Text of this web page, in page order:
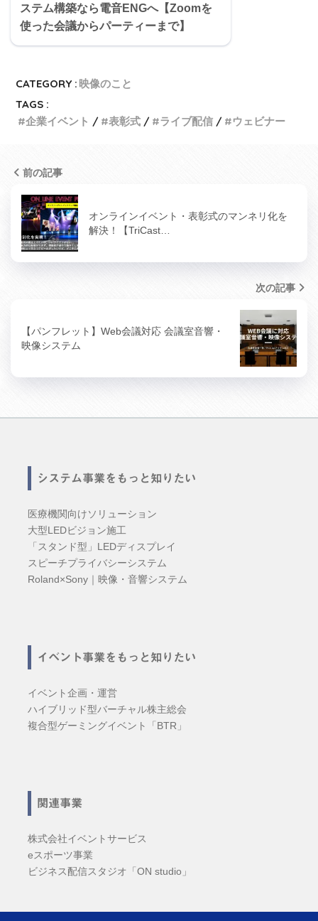
ステム構築なら電音ENGへ【Zoomを
使った会議からパーティーまで】
CATEGORY : 映像のこと
TAGS :
企業イベント
表彰式 ライブ配信 ウェビナー
前の記事
オンラインイベント・表彰式のマンネリ化を
解決！【TriCast…
次の記事
【パンフレット】Web会議対応 会議室音響・
映像システム
システム事業をもっと知りたい
医療機関向けソリューション
大型LEDビジョン施工
「スタンド型」LEDディスプレイ
スピーチプライバシーシステム
Roland×Sony｜映像・音響システム
イベント事業をもっと知りたい
イベント企画・運営
ハイブリッド型バーチャル株主総会
複合型ゲーミングイベント「BTR」
関連事業
株式会社イベントサービス
eスポーツ事業
ビジネス配信スタジオ「ON studio」